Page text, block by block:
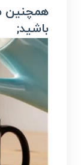
همچنین
باشید;